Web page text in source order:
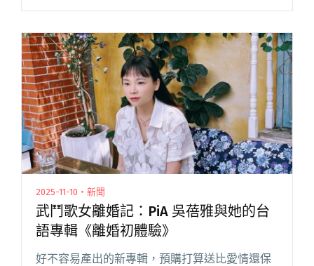
外達成另類「金曲大滿貫」，包含獲得最佳樂團
挑戰台語歌后的 PiA吳蓓閱讀全文 "製作人柯智豪
達成「金曲大滿貫」！合作音樂人涵蓋全語種"
2025-11-10・新聞
武鬥歌女離婚記：PiA 吳蓓雅與她的台
語專輯《離婚初體驗》
好不容易產出的新專輯，預購打算送比愛情還保